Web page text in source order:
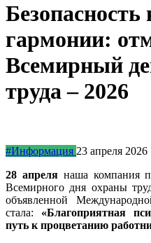
Безопасность
гармонии:
Всемирный
труда – 2026
#Информация 23 апреля 2026
28 апрелянаша компания
Всемирного дня охраны
объявленной
стала: «Благоприятная
путь к процветанию